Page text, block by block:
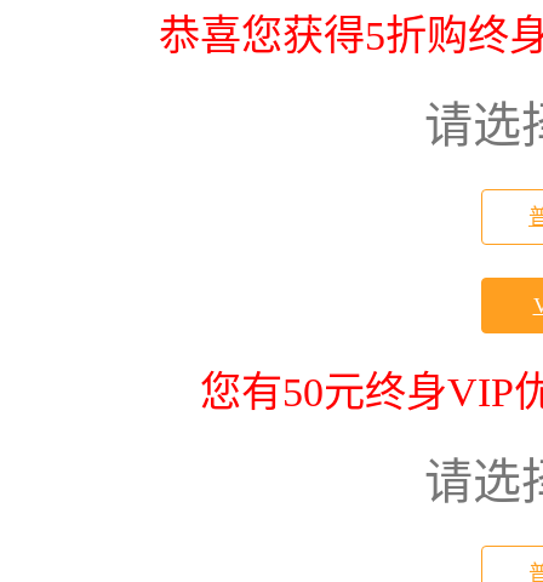
恭喜您获得5折购终
请选
您有50元终身VIP
请选